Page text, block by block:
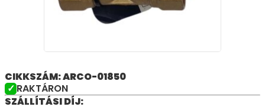
CIKKSZÁM: ARCO-01850
RAKTÁRON
SZÁLLÍTÁSI DÍJ: